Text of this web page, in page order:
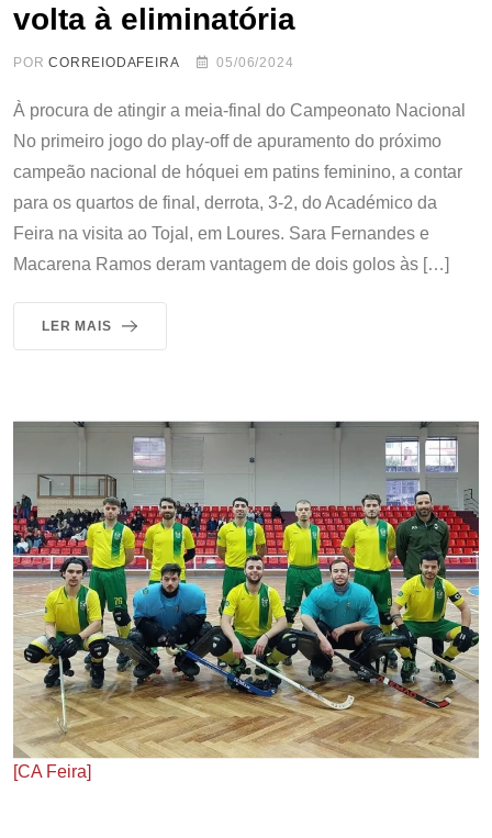
volta à eliminatória
PORCORREIODAFEIRA 05/06/2024
À procura de atingir a meia-final do Campeonato Nacional
No primeiro jogo do play-off de apuramento do próximo
campeão nacional de hóquei em patins feminino, a contar
para os quartos de final, derrota, 3-2, do Académico da
Feira na visita ao Tojal, em Loures. Sara Fernandes e
Macarena Ramos deram vantagem de dois golos às […]
LER MAIS
[CA Feira]